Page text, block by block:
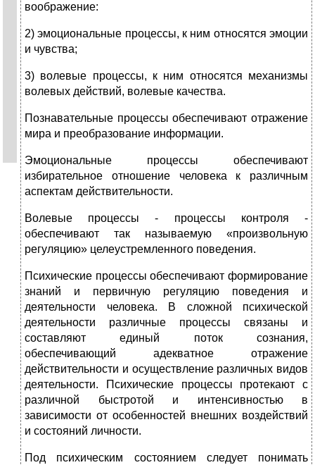
воображение:
2) эмоциональные процессы, к ним относятся эмоции
и чувства;
3) волевые процессы, к ним относятся механизмы
волевых действий, волевые качества.
Познавательные процессы обеспечивают отражение
мира и преобразование информации.
Эмоциональные процессы обеспечивают
избирательное отношение человека к различным
аспектам действительности.
Волевые процессы - процессы контроля -
обеспечивают так называемую «произвольную
регуляцию» целеустремленного поведения.
Психические процессы обеспечивают формирование
знаний и первичную регуляцию поведения и
деятельности человека. В сложной психической
деятельности различные процессы связаны и
составляют единый поток сознания,
обеспечивающий адекватное отражение
действительности и осуществление различных видов
деятельности. Психические процессы протекают с
различной быстротой и интенсивностью в
зависимости от особенностей внешних воздействий
и состояний личности.
Под психическим состоянием следует понимать